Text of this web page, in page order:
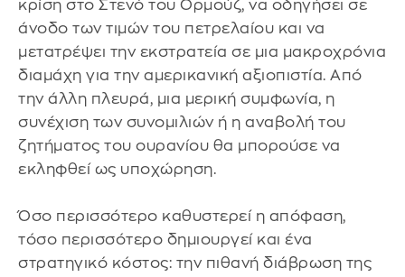
κρίση στο Στενό του Ορμούζ, να οδηγήσει σε
άνοδο των τιμών του πετρελαίου και να
μετατρέψει την εκστρατεία σε μια μακροχρόνια
διαμάχη για την αμερικανική αξιοπιστία. Από
την άλλη πλευρά, μια μερική συμφωνία, η
συνέχιση των συνομιλιών ή η αναβολή του
ζητήματος του ουρανίου θα μπορούσε να
εκληφθεί ως υποχώρηση.
Όσο περισσότερο καθυστερεί η απόφαση,
τόσο περισσότερο δημιουργεί και ένα
στρατηγικό κόστος: την πιθανή διάβρωση της